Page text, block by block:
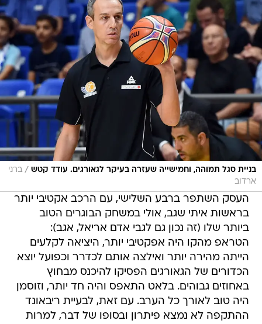
בניית סגל תמוהה, וחמישייה שעזרה בעיקר לגאורגים. עודד קטש / ברני
ארדוב
העסק השתפר ברבע השלישי, עם הרכב אקטיבי יותר
בראשות איתי שגב, אולי במשחק הבוגרים הטוב
ביותר שלו (זה נכון גם לגבי אדם אריאל, אגב):
הטראפ מהקו היה אפקטיבי יותר, היציאה לקלעים
הייתה מהירה יותר ואילצה אותם לכדרר וכפועל יוצא
הכדורים של הגאורגים הפסיקו להיכנס מבחוץ
באחוזים גבוהים. בלאט התאפס והיה חד יותר, וזוסמן
היה טוב לאורך כל הערב. עם זאת, לבעיית ריבאונד
ההתקפה לא נמצא פיתרון ובסופו של דבר, למרות